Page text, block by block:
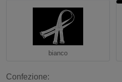
bianco
Confezione: